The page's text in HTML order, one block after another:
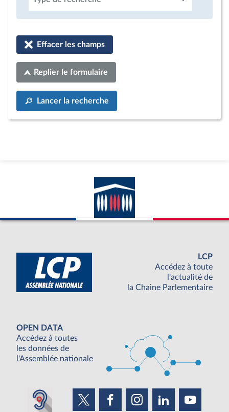
Effacer les champs
Replier le formulaire
Lancer la recherche
LCP
Accédez à toute
l'actualité de
la Chaine Parlementaire
OPEN DATA
Accédez à toutes
les données de
l'Assemblée nationale